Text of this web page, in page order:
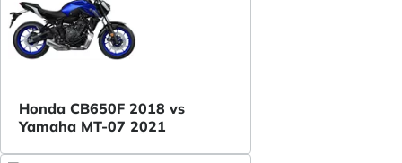
Honda CB650F 2018 vs
Yamaha MT-07 2021